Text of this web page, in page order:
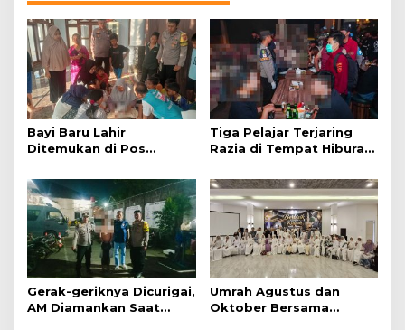
Bayi Baru Lahir
Ditemukan di Pos
Tiga Pelajar Terjaring
Razia di Tempat Hiburan
Gerak-geriknya Dicurigai,
AM Diamankan Saat
Umrah Agustus dan
Oktober Bersama